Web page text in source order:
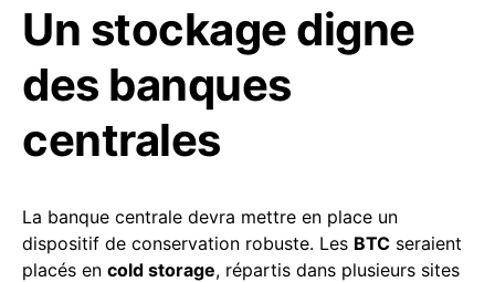
Un stockage digne
des banques
centrales
La banque centrale devra mettre en place un
dispositif de conservation robuste. Les BTC seraient
placés en cold storage, répartis dans plusieurs sites